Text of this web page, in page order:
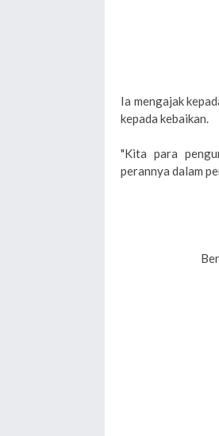
Ia mengajak
kepada kebaikan.
"Kita para
perannya dalam